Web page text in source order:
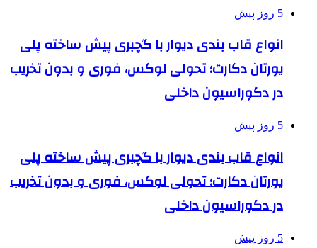
5 روز پیش
انواع قاب بندی دیوار با گچبری پیش ساخته پلی
یورتان دکارت؛ تحولی لوکس، فوری و بدون تخریب
در دکوراسیون داخلی
5 روز پیش
انواع قاب بندی دیوار با گچبری پیش ساخته پلی
یورتان دکارت؛ تحولی لوکس، فوری و بدون تخریب
در دکوراسیون داخلی
5 روز پیش